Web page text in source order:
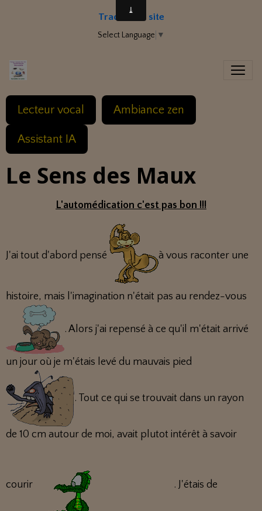
Traduire le site
Select Language ▼
Lecteur vocal Ambiance zen
Assistant IA
Le Sens des Maux
L'automédication c'est pas bon !!!
J'ai tout d'abord pensé à vous raconter une
histoire, mais l'imagination n'était pas au rendez-vous
. Alors j'ai repensé à ce qu'il m'était arrivé
un jour où je m'étais levé du mauvais pied
. Tout ce qui se trouvait dans un rayon
de 10 cm autour de moi, avait plutot intérêt à savoir
courir . J'étais de